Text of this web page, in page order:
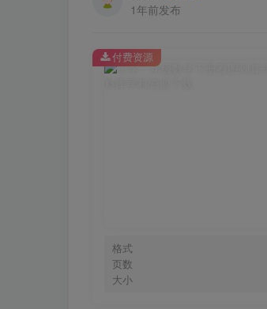
1年前发布
格式
页数
大小
付费资源